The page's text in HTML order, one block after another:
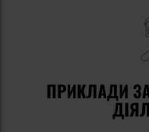
ПРИКЛАДИ